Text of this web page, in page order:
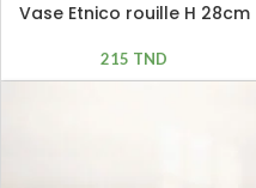
Vase Etnico rouille H 28cm
215 TND